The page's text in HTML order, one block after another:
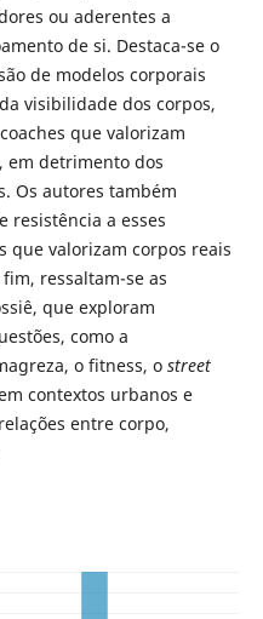
ou aderentes a
de si. Destaca-se o
de modelos corporais
visibilidade dos corpos,
que valorizam
em detrimento dos
Os autores também
resistência a esses
que valorizam corpos reais
ressaltam-se as
que exploram
como a
o fitness, o street
contextos urbanos e
entre corpo,